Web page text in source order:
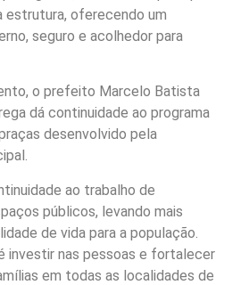
estrutura, oferecendo um
seguro e acolhedor para
o prefeito Marcelo Batista
dá continuidade ao programa
desenvolvido pela
ao trabalho de
públicos, levando mais
de vida para a população.
investir nas pessoas e fortalecer
em todas as localidades de